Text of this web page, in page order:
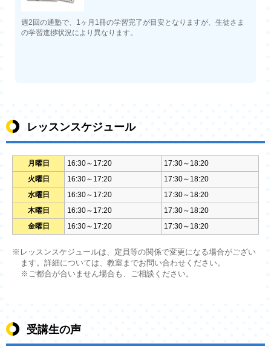
週2回の通塾で、1ヶ月1冊の学習完了が目安となりますが、生徒さま
の学習進捗状況により異なります。
レッスンスケジュール
月曜日 16:30～17:20
17:30～18:20
火曜日
16:30～17:20
17:30～18:20
水曜日
16:30～17:20
17:30～18:20
木曜日
16:30～17:20
17:30～18:20
金曜日
16:30～17:20 17:30～18:20
※レッスンスケジュールは、定員等の関係で変更になる場合がござい
ます。詳細については、教室までお問い合わせください。
※ご都合が合いません場合も、ご相談ください。
受講生の声